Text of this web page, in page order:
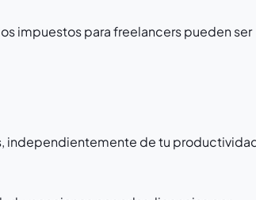
impuestos para freelancers pueden ser
independientemente de tu